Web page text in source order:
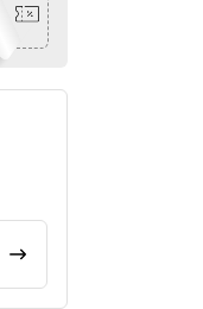
CALCULAR FRETE